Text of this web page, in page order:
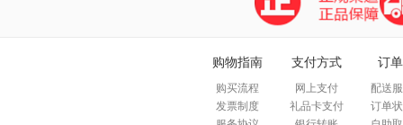
购物指南
购买流程
发票制度
支付方式
网上支付
礼品卡支付
订
配送
订单